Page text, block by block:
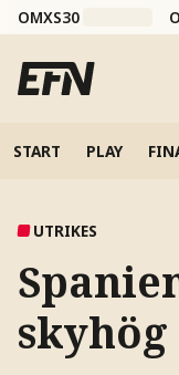
OMXS30
START PLAY
UTRIKES